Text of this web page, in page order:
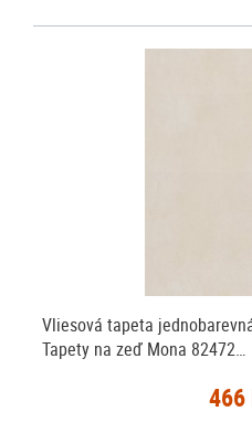
Vliesová tapeta
Tapety na zeď Mona 82472…
466